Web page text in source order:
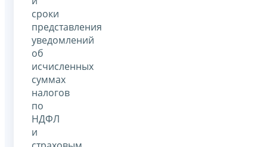
сроки
представления
уведомлений
об
исчисленных
суммах
налогов
по
НДФЛ
и